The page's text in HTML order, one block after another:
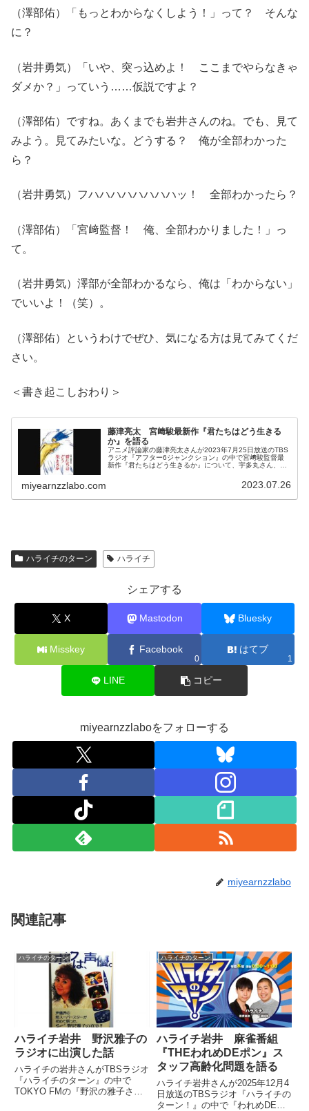
（澤部佑）「もっとわからなくしよう！」って？ そんな
に？
（岩井勇気）「いや、突っ込めよ！ ここまでやらなきゃ
ダメか？」っていう……仮説ですよ？
（澤部佑）ですね。あくまでも岩井さんのね。でも、見て
みよう。見てみたいな。どうする？ 俺が全部わかった
ら？
（岩井勇気）フハハハハハハハハッ！ 全部わかったら？
（澤部佑）「宮﨑監督！ 俺、全部わかりました！」っ
て。
（岩井勇気）澤部が全部わかるなら、俺は「わからない」
でいいよ！（笑）。
（澤部佑）というわけでぜひ、気になる方は見てみてくだ
さい。
＜書き起こしおわり＞
藤津亮太 宮﨑駿最新作『君たちはどう生きる
か』を語る
アニメ評論家の藤津亮太さんが2023年7月25日放送のTBS
ラジオ『アフター6ジャンクション』の中で宮﨑駿監督最
新作『君たちはどう生きるか』について、宇多丸さん、宇
miyearnzzlabo.com 2023.07.26
ハライチのターン ハライチ
シェアする
X Mastodon Bluesky
Misskey Facebook
0
はてブ
1
LINE コピー
miyearnzzlaboをフォローする
miyearnzzlabo
関連記事
ハライチのターン
ハライチ岩井 野沢雅子の
ラジオに出演した話
ハライチの岩井さんがTBSラジオ
『ハライチのターン』の中で
TOKYO FMの『野沢の雅子さ
ハライチのターン
ハライチ岩井 麻雀番組
『THEわれめDEポン』ス
タッフ高齢化問題を語る
ハライチ岩井さんが2025年12月4
日放送のTBSラジオ『ハライチの
ターン！』の中で『われめDEポ